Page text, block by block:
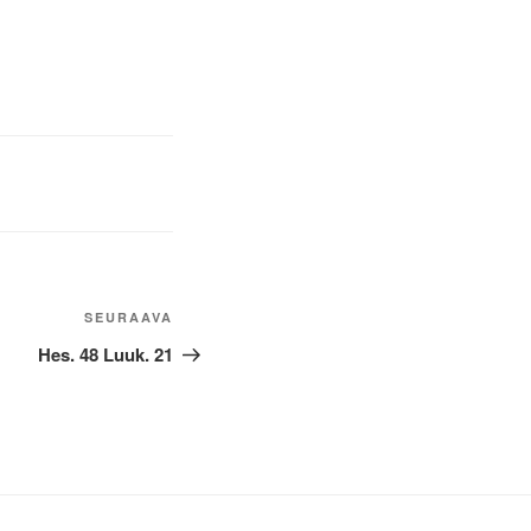
artikkeli
SEURAAVA
Hes. 48 Luuk. 21